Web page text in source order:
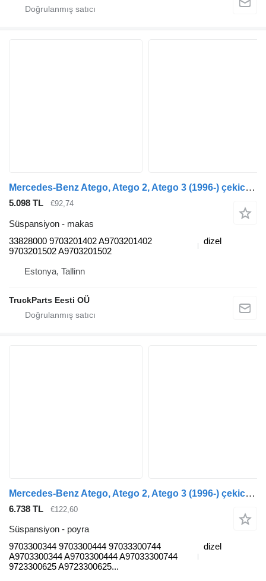
Mercedes-Benz Atego, Atego 2, Atego 3 (1996-) çekici için Mercedes-Benz atego 2 816 (01.04-) 33828000 makas
5.098 TL €92,74
Süspansiyon - makas
33828000 9703201402 A9703201402
9703201502 A9703201502
dizel
Estonya, Tallinn
TruckParts Eesti OÜ
Mercedes-Benz Atego, Atego 2, Atego 3 (1996-) çekici için Mercedes-Benz atego 2 816 (01.04-) 9703300344 poyra
6.738 TL €122,60
Süspansiyon - poyra
9703300344 9703300444 97033300744
A9703300344 A9703300444 A97033300744
9723300625 A9723300625...
dizel